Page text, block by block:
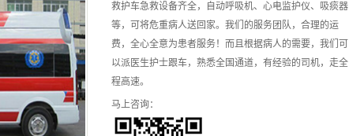
救护车急救设备齐全，自动呼吸机、心电监护仪、吸痰器
等，可将危重病人送回家。我们的服务团队，合理的运
费，全心全意为患者服务！而且根据病人的需要，我们可
以派医生护士跟车，熟悉全国通道，有经验的司机，走全
程高速。
马上咨询：